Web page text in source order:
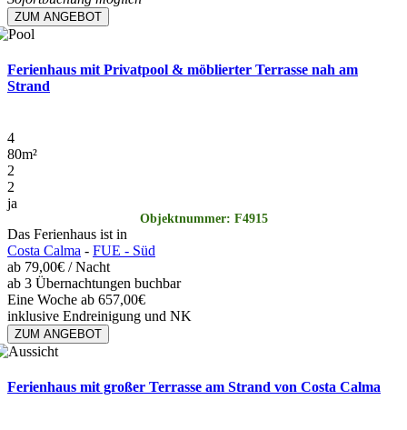
ZUM ANGEBOT
Ferienhaus mit Privatpool & möblierter Terrasse nah am
Strand
4
80m²
2
2
ja
Objektnummer: F4915
Das Ferienhaus ist in
Costa Calma - FUE - Süd
ab 79,00€ / Nacht
ab 3 Übernachtungen buchbar
Eine Woche ab 657,00€
inklusive Endreinigung und NK
ZUM ANGEBOT
Ferienhaus mit großer Terrasse am Strand von Costa Calma